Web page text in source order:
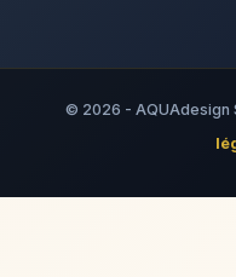
© 2026 - AQUAdesign